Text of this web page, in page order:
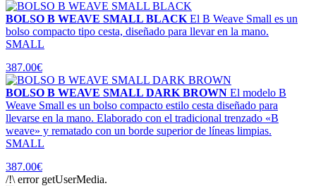
BOLSO B WEAVE SMALL BLACK El B Weave Small es un
bolso compacto tipo cesta, diseñado para llevar en la mano.
SMALL
387.00€
BOLSO B WEAVE SMALL DARK BROWN El modelo B
Weave Small es un bolso compacto estilo cesta diseñado para
llevarse en la mano. Elaborado con el tradicional trenzado «B
weave» y rematado con un borde superior de líneas limpias.
SMALL
387.00€
/!\ error getUserMedia.